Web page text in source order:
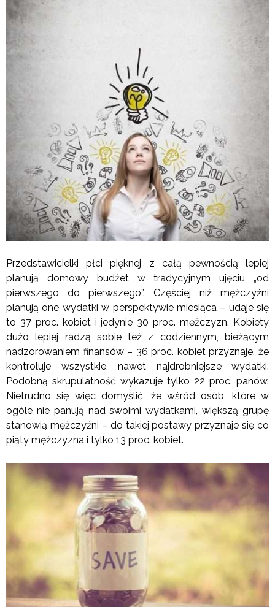
Przedstawicielki płci pięknej z całą pewnością lepiej
planują domowy budżet w tradycyjnym ujęciu „od
pierwszego do pierwszego”. Częściej niż mężczyźni
planują one wydatki w perspektywie miesiąca – udaje się
to 37 proc. kobiet i jedynie 30 proc. mężczyzn. Kobiety
dużo lepiej radzą sobie też z codziennym, bieżącym
nadzorowaniem finansów – 36 proc. kobiet przyznaje, że
kontroluje wszystkie, nawet najdrobniejsze wydatki.
Podobną skrupulatność wykazuje tylko 22 proc. panów.
Nietrudno się więc domyślić, że wśród osób, które w
ogóle nie panują nad swoimi wydatkami, większą grupę
stanowią mężczyźni – do takiej postawy przyznaje się co
piąty mężczyzna i tylko 13 proc. kobiet.